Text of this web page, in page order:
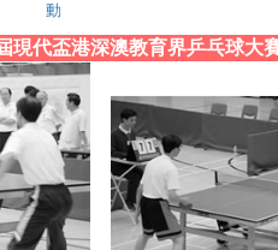
動
現代盃港深澳教育界乒乓球大